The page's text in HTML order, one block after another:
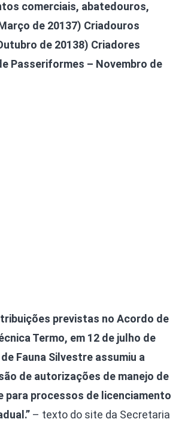
comerciais, abatedouros,
de 20137) Criadouros
de 20138) Criadores
Passeriformes – Novembro de
previstas no Acordo de
Termo, em 12 de julho de
Fauna Silvestre assumiu a
de autorizações de manejo de
para processos de licenciamento
– texto do site da Secretaria